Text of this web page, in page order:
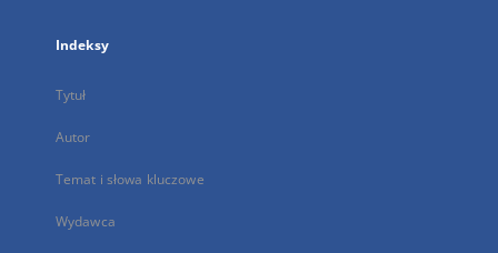
Indeksy
Tytuł
Autor
Temat i słowa kluczowe
Wydawca